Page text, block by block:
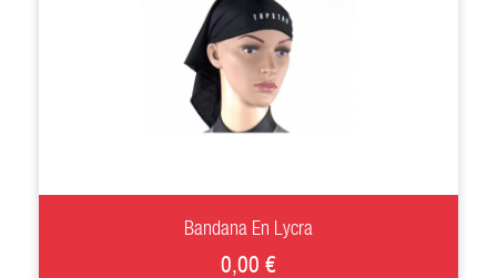
+
Bandana En Lycra
0,00 €